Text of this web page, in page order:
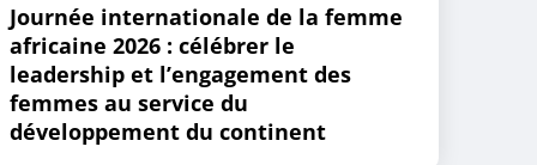
Journée internationale de la femme
africaine 2026 : célébrer le
leadership et l’engagement des
femmes au service du
développement du continent